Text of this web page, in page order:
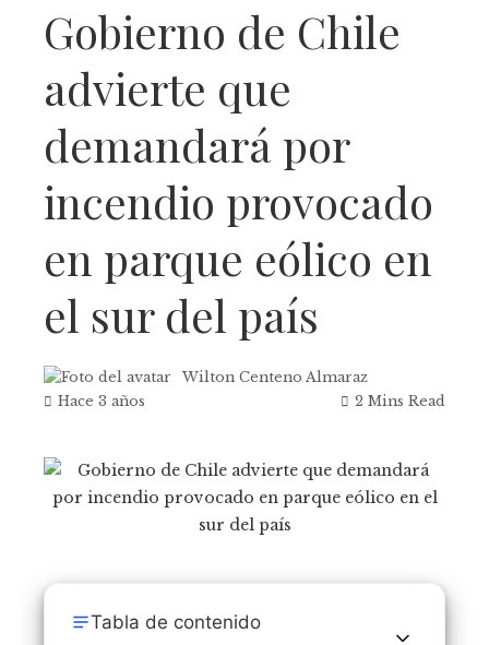
Gobierno de Chile
advierte que
demandará por
incendio provocado
en parque eólico en
el sur del país
Wilton Centeno Almaraz
Hace 3 años
2 Mins Read
Tabla de contenido